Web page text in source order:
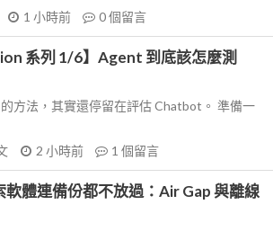
1 小時前 0個留言
系列 1/6】Agent 到底該怎麼測
方法，其實還停留在評估 Chatbot。 準備一
2 小時前 1 個留言
軟體連備份都不放過：Air Gap 與離線